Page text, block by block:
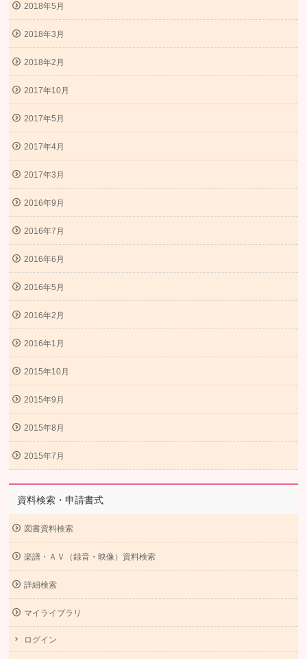
2018年5月
2018年3月
2018年2月
2017年10月
2017年5月
2017年4月
2017年3月
2016年9月
2016年7月
2016年6月
2016年5月
2016年2月
2016年1月
2015年10月
2015年9月
2015年8月
2015年7月
資料検索・申請書式
図書資料検索
楽譜・ＡＶ（録音・映像）資料検索
詳細検索
マイライブラリ
ログイン